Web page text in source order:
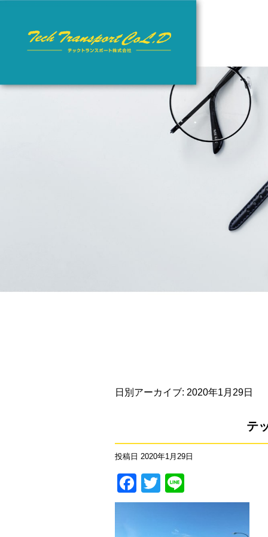
日別アーカイブ: 2020年1月29日
テ
投稿日 2020年1月29日
Facebook
Twitter